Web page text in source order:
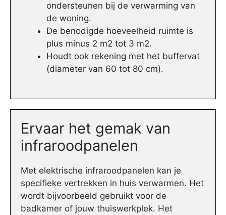
ondersteunen bij de verwarming van
de woning.
De benodigde hoeveelheid ruimte is
plus minus 2 m2 tot 3 m2.
Houdt ook rekening met het buffervat
(diameter van 60 tot 80 cm).
Ervaar het gemak van
infraroodpanelen
Met elektrische infraroodpanelen kan je
specifieke vertrekken in huis verwarmen. Het
wordt bijvoorbeeld gebruikt voor de
badkamer of jouw thuiswerkplek. Het